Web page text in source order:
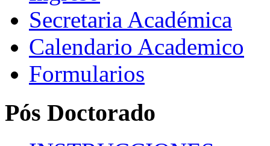
Secretaria Académica
Calendario Academico
Formularios
Pós Doctorado